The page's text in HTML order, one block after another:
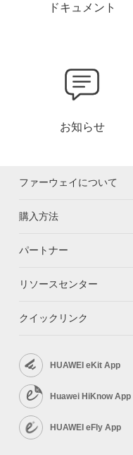
ドキュメント
お知らせ
ファーウェイについて
購入方法
パートナー
リソースセンター
クイックリンク
HUAWEI eKit App
Huawei HiKnow App
HUAWEI eFly App